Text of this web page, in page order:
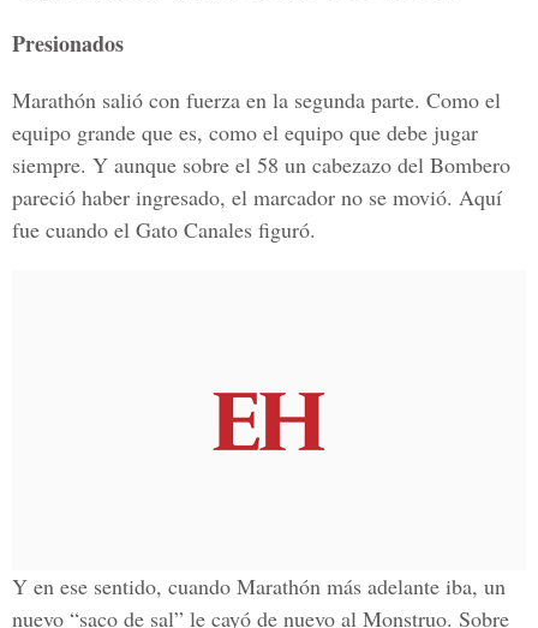
Presionados
Marathón salió con fuerza en la segunda parte. Como el
equipo grande que es, como el equipo que debe jugar
siempre. Y aunque sobre el 58 un cabezazo del Bombero
pareció haber ingresado, el marcador no se movió. Aquí
fue cuando el Gato Canales figuró.
Y en ese sentido, cuando Marathón más adelante iba, un
nuevo “saco de sal” le cayó de nuevo al Monstruo. Sobre